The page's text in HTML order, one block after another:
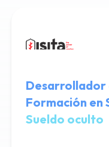
Desarrollador
Formación en
Sueldo oculto